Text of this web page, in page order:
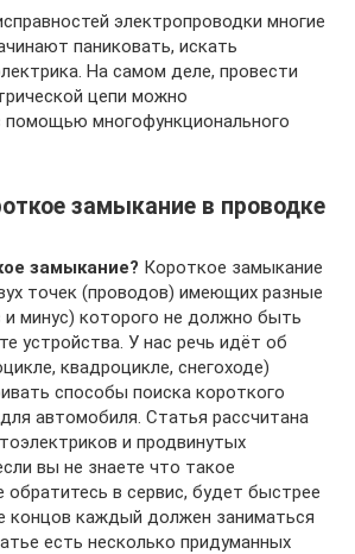
электропроводки многие
паниковать, искать
На самом деле, провести
цепи можно
помощью многофункционального
замыкание в проводке
замыкание? Короткое замыкание
точек (проводов) имеющих разные
минус) которого не должно быть
устройства. У нас речь идёт об
квадроцикле, снегоходе)
способы поиска короткого
автомобиля. Статья рассчитана
и продвинутых
вы не знаете что такое
обратитесь в сервис, будет быстрее
концов каждый должен заниматься
есть несколько придуманных